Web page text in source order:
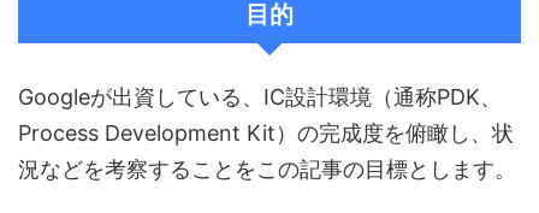
目的
Googleが出資している、IC設計環境（通称PDK、
Process Development Kit）の完成度を俯瞰し、状
況などを考察することをこの記事の目標とします。